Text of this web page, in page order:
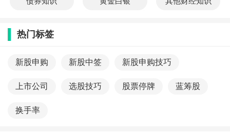
热门标签
新股申购 新股中签 新股申购技巧
上市公司 选股技巧 股票停牌 蓝筹股
换手率